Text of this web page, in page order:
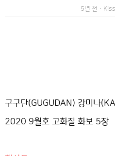
5년 전 ·
구구단(GUGUDAN) 강미나
2020 9월호 고화질 화보 5장